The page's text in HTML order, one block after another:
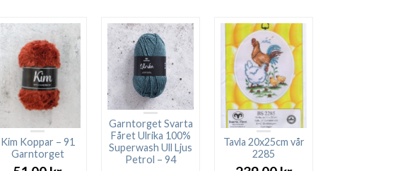
459.00 kr.
189.00 kr.
Kim Koppar – 91
Garntorget
Garntorget Svarta
Fåret Ulrika 100%
Superwash Ull Ljus
Petrol – 94
Tavla 20x25cm vår
2285